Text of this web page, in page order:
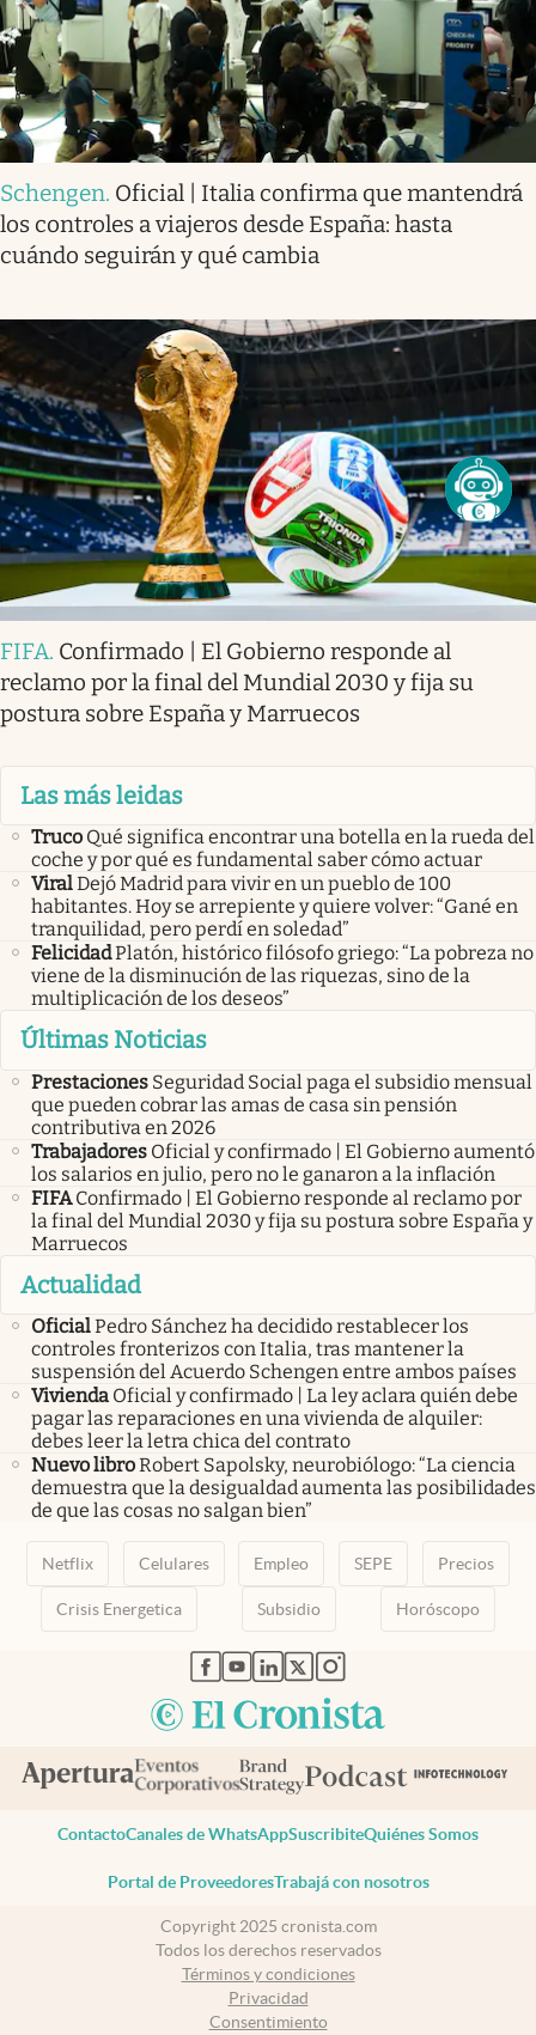
Schengen. Oficial | Italia confirma que mantendrá
los controles a viajeros desde España: hasta
cuándo seguirán y qué cambia
FIFA. Confirmado | El Gobierno responde al
reclamo por la final del Mundial 2030 y fija su
postura sobre España y Marruecos
Las más leidas
Truco Qué significa encontrar una botella en la rueda del
coche y por qué es fundamental saber cómo actuar
ViralDejó Madrid para vivir en un pueblo de 100
habitantes. Hoy se arrepiente y quiere volver: “Gané en
tranquilidad, pero perdí en soledad”
FelicidadPlatón, histórico filósofo griego: “La pobreza no
viene de la disminución de las riquezas, sino de la
multiplicación de los deseos”
Últimas Noticias
Prestaciones Seguridad Social paga el subsidio mensual
que pueden cobrar las amas de casa sin pensión
contributiva en 2026
Trabajadores Oficial y confirmado | El Gobierno aumentó
los salarios en julio, pero no le ganaron a la inflación
FIFA Confirmado | El Gobierno responde al reclamo por
la final del Mundial 2030 y fija su postura sobre España y
Marruecos
Actualidad
OficialPedro Sánchez ha decidido restablecer los
controles fronterizos con Italia, tras mantener la
suspensión del Acuerdo Schengen entre ambos países
Vivienda Oficial y confirmado | La ley aclara quién debe
pagar las reparaciones en una vivienda de alquiler:
debes leer la letra chica del contrato
Nuevo libroRobert Sapolsky, neurobiólogo: “La ciencia
demuestra que la desigualdad aumenta las posibilidades
de que las cosas no salgan bien”
Netflix Celulares Empleo SEPE Precios
Crisis Energetica Subsidio Horóscopo
abre en nueva pestaña
abre en nueva pestaña
abre en nueva pestaña
abre en nueva pestaña
abre en nueva pestaña
ContactoCanales de WhatsAppSuscribiteQuiénes Somos
Portal de ProveedoresTrabajá con nosotros
Copyright 2025 cronista.com
Todos los derechos reservados
Términos y condiciones
Privacidad
Consentimiento